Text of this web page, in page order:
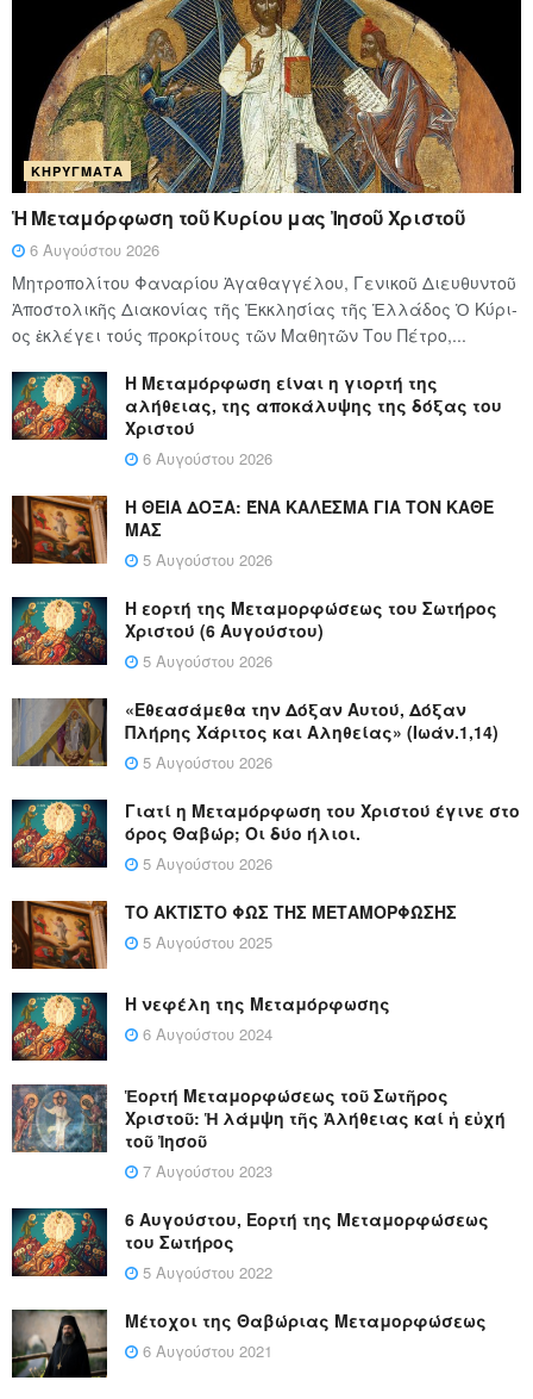
ΚΗΡΎΓΜΑΤΑ
Ἡ Μεταμόρφωση τοῦ Κυρίου μας Ἰησοῦ Χριστοῦ
6 Αυγούστου 2026
Μητροπολίτου Φαναρίου Ἀγαθαγγέλου, Γενικοῦ Διευθυντοῦ
Ἀποστολικῆς Διακονίας τῆς Ἐκκλησίας τῆς Ἑλλάδος Ὁ Κύ­ρι­
ος ἐκλέγει τούς προ­κρί­τους τῶν Μα­θη­τῶν Του Πέ­τρο,...
Η Μεταμόρφωση είναι η γιορτή της
αλήθειας, της αποκάλυψης της δόξας του
Χριστού
6 Αυγούστου 2026
Η ΘΕΙΑ ΔΟΞΑ: ΈΝΑ ΚΑΛΕΣΜΑ ΓΙΑ ΤΟΝ ΚΑΘΕ
ΜΑΣ
5 Αυγούστου 2026
Η εορτή της Μεταμορφώσεως του Σωτήρος
Χριστού (6 Αυγούστου)
5 Αυγούστου 2026
«Εθεασάμεθα την Δόξαν Αυτού, Δόξαν
Πλήρης Χάριτος και Αληθείας» (Ιωάν.1,14)
5 Αυγούστου 2026
Γιατί η Μεταμόρφωση του Χριστού έγινε στο
όρος Θαβώρ; Οι δύο ήλιοι.
5 Αυγούστου 2026
ΤΟ ΑΚΤΙΣΤΟ ΦΩΣ ΤΗΣ ΜΕΤΑΜΟΡΦΩΣΗΣ
5 Αυγούστου 2025
Η νεφέλη της Μεταμόρφωσης
6 Αυγούστου 2024
Ἑορτή Μεταμορφώσεως τοῦ Σωτῆρος
Χριστοῦ: Ἡ λάμψη τῆς Ἀλήθειας καί ἡ εὐχή
τοῦ Ἰησοῦ
7 Αυγούστου 2023
6 Αυγούστου, Εορτή της Μεταμορφώσεως
του Σωτήρος
5 Αυγούστου 2022
Μέτοχοι της Θαβώριας Μεταμορφώσεως
6 Αυγούστου 2021